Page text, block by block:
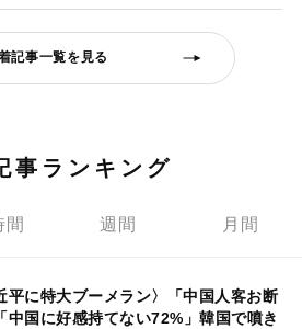
記事一覧を見る
事ランキング
間 週間 月間
平に特大ブーメラン〉「中国人客お断
中国に好感持てない72%」韓国で噴き